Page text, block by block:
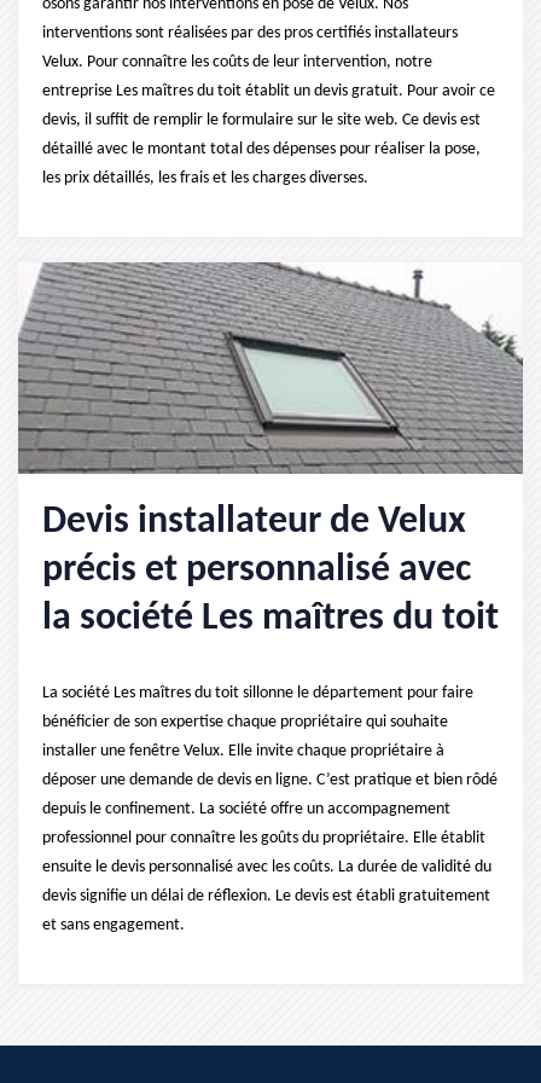
osons garantir nos interventions en pose de Velux. Nos
interventions sont réalisées par des pros certifiés installateurs
Velux. Pour connaître les coûts de leur intervention, notre
entreprise Les maîtres du toit établit un devis gratuit. Pour avoir ce
devis, il suffit de remplir le formulaire sur le site web. Ce devis est
détaillé avec le montant total des dépenses pour réaliser la pose,
les prix détaillés, les frais et les charges diverses.
Devis installateur de Velux
précis et personnalisé avec
la société Les maîtres du toit
La société Les maîtres du toit sillonne le département pour faire
bénéficier de son expertise chaque propriétaire qui souhaite
installer une fenêtre Velux. Elle invite chaque propriétaire à
déposer une demande de devis en ligne. C’est pratique et bien rôdé
depuis le confinement. La société offre un accompagnement
professionnel pour connaître les goûts du propriétaire. Elle établit
ensuite le devis personnalisé avec les coûts. La durée de validité du
devis signifie un délai de réflexion. Le devis est établi gratuitement
et sans engagement.